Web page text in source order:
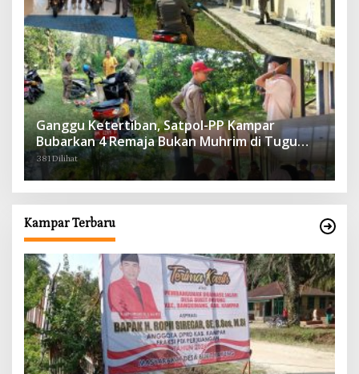
Ganggu Ketertiban, Satpol-PP Kampar
Bubarkan 4 Remaja Bukan Muhrim di Tugu
Batu Hitam dan Tigo Tungku Sajoangan
381 Dilihat
Kampar Terbaru